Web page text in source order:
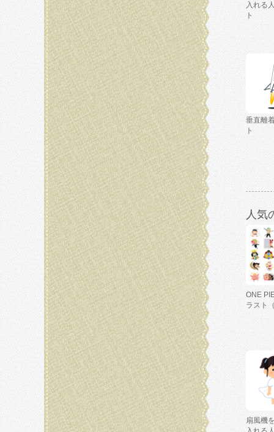
入れる
ト
垂直離
ト
人気
ONE
ラスト
扇風機